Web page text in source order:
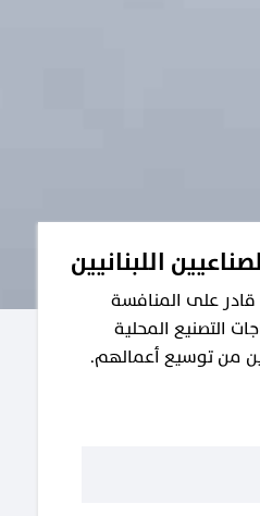
اللبنانيين
على المنافسة
التصنيع المحلية
من توسيع أعمالهم.